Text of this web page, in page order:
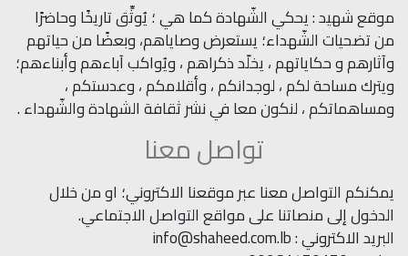
موقع شهيد : يحكي الشّهادة كما هي ؛ يُوثِّق تاريخًا وحاضرًا
من تضحيات الشّهداء؛ يستعرض وصاياهم، وبعضًا من حياتهم
وآثارهم و حكاياتهم ، يخلّد ذكراهم ، ويُواكب آباءهم وأبناءهم؛
ويترك مساحة لكم ، لوجدانكم ، وأقلامكم ، وعدستكم ،
ومساهماتكم ، لنكون معا في نشر ثقافة الشهادة والشّهداء .
تواصل معنا
يمكنكم التواصل معنا عبر موقعنا الاكتروني؛ او من خلال
الدخول إلى منصاتنا على مواقع التواصل الاجتماعي.
البريد الاكتروني : info@shaheed.com.lb